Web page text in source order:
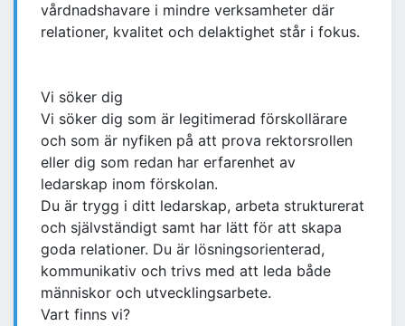
vårdnadshavare i mindre verksamheter där
relationer, kvalitet och delaktighet står i fokus.
Vi söker dig
Vi söker dig som är legitimerad förskollärare
och som är nyfiken på att prova rektorsrollen
eller dig som redan har erfarenhet av
ledarskap inom förskolan.
Du är trygg i ditt ledarskap, arbeta strukturerat
och självständigt samt har lätt för att skapa
goda relationer. Du är lösningsorienterad,
kommunikativ och trivs med att leda både
människor och utvecklingsarbete.
Vart finns vi?